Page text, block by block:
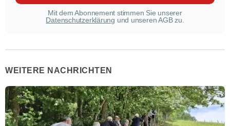
Mit dem Abonnement stimmen Sie unserer
Datenschutzerklärung und unseren AGB zu.
WEITERE NACHRICHTEN